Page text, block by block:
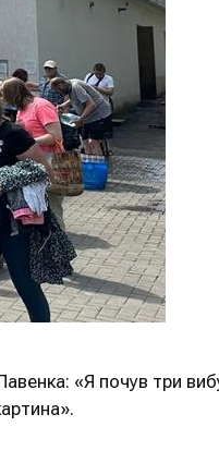
«Я почув три